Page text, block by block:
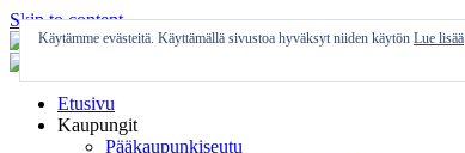
Skip to content
Etusivu
Kaupungit
Pääkaupunkiseutu
Käytämme evästeitä. Käyttämällä sivustoa hyväksyt niiden käytön Lue lisää